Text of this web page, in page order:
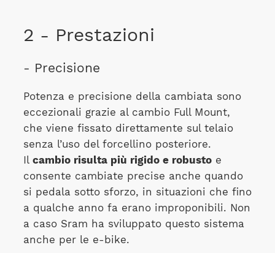
2 - Prestazioni
- Precisione
Potenza e precisione della cambiata sono
eccezionali grazie al cambio Full Mount,
che viene fissato direttamente sul telaio
senza l’uso del forcellino posteriore.
Il cambio risulta più rigido e robustoe
consente cambiate precise anche quando
si pedala sotto sforzo, in situazioni che fino
a qualche anno fa erano improponibili. Non
a caso Sram ha sviluppato questo sistema
anche per le e-bike.